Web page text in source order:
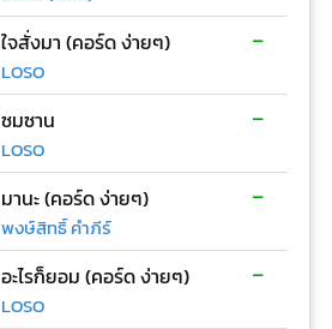
ใจสั่งมา (คอร์ด ง่ายๆ)
LOSO
-
ซมซาน
LOSO
-
มานะ (คอร์ด ง่ายๆ)
พงษ์สิทธิ์ คำภีร์
-
อะไรก็ยอม (คอร์ด ง่ายๆ)
LOSO
-